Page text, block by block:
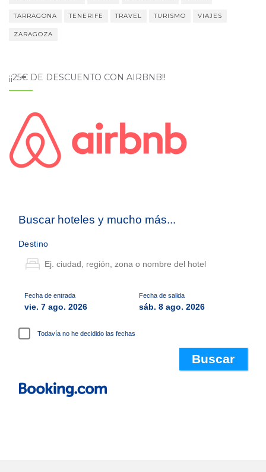
TARRAGONA TENERIFE TRAVEL TURISMO VIAJES
ZARAGOZA
¡¡25€ DE DESCUENTO CON AIRBNB!!
Buscar hoteles y mucho más...
Destino
Fecha de entrada
vie. 7 ago. 2026
Fecha de salida
sáb. 8 ago. 2026
Todavía no he decidido las fechas